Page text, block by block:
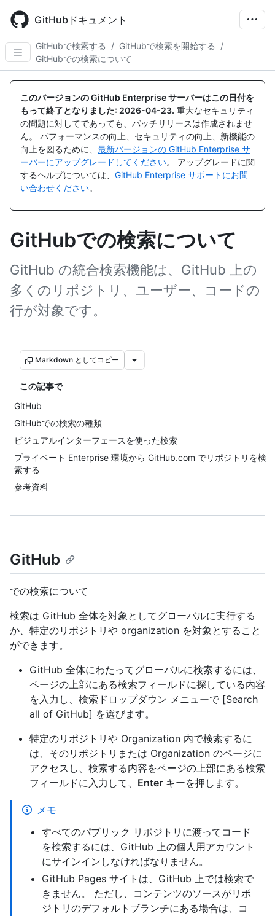
main
content
GitHubドキュメント
GitHubで検索する / GitHubで検索を開始する
/
GitHubでの検索について
このバージョンの GitHub Enterprise サーバーはこの日付を
もって終了となりました: 2026-04-23. 重大なセキュリティ
の問題に対してであっても、パッチリリースは作成されませ
ん。 パフォーマンスの向上、セキュリティの向上、新機能の
向上を図るために、 最新バージョンの GitHub Enterprise サ
ーバーにアップグレードしてください。 アップグレードに関
するヘルプについては、 GitHub Enterprise サポートにお問
い合わせください。
GitHubでの検索について
GitHub の統合検索機能は、GitHub 上の
多くのリポジトリ、ユーザー、コードの
行が対象です。
Markdown としてコピー
この記事で
GitHub
GitHubでの検索の種類
ビジュアルインターフェースを使った検索
プライベート Enterprise 環境から GitHub.com でリポジトリを検
索する
参考資料
GitHub
での検索について
検索は GitHub 全体を対象としてグローバルに実行する
か、特定のリポジトリや organization を対象とすること
ができます。
GitHub 全体にわたってグローバルに検索するには、
ページの上部にある検索フィールドに探している内容
を入力し、検索ドロップダウン メニューで [Search
all of GitHub] を選びます。
特定のリポジトリや Organization 内で検索するに
は、そのリポジトリまたは Organization のページに
アクセスし、検索する内容をページの上部にある検索
フィールドに入力して、 Enter キーを押します。
メモ
すべてのパブリック リポジトリに渡ってコード
を検索するには、GitHub 上の個人用アカウント
にサインインしなければなりません。
GitHub Pages サイトは、GitHub 上では検索で
きません。 ただし、コンテンツのソースがリポ
ジトリのデフォルトブランチにある場合は、コ